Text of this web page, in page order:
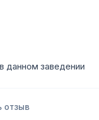
данном заведении
отзыв